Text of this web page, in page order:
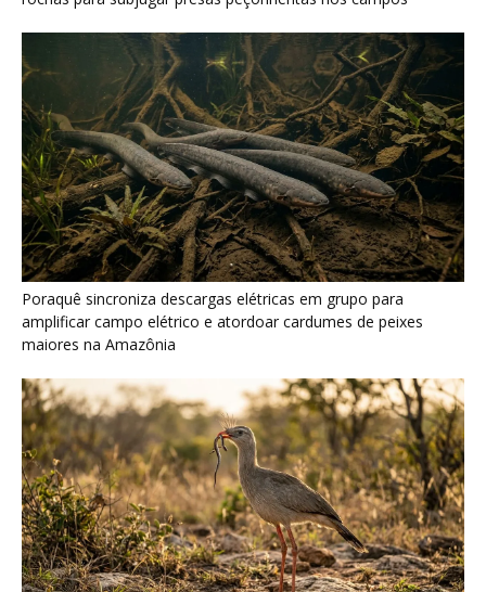
Seriema combina corridas em alta velocidade e arremessos
contra rochas para imobilizar serpentes peçonhentas no
cerrado